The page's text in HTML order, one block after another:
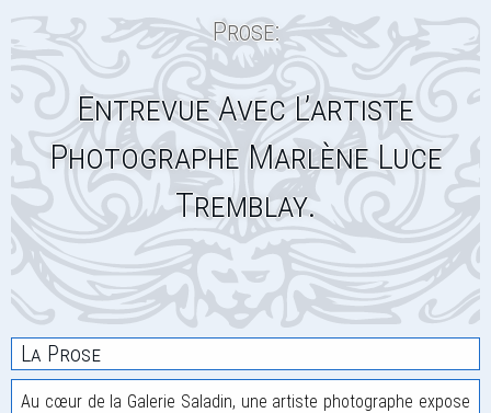
Prose:
Entrevue Avec L’artiste
Photographe Marlène Luce
Tremblay.
La Prose
Au cœur de la Galerie Saladin, une artiste photographe expose